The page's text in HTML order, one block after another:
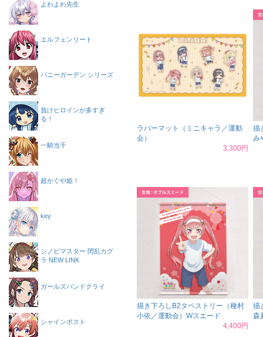
ラバーマット（ミニキャラ／運動
会）
3,300円
描
み
描き下ろしB2タペストリー（種村
小依／運動会）Wスエード
4,400円
描
森
よわよわ先生
エルフェンリート
バニーガーデン シリーズ
負けヒロインが多すぎ
る！
一騎当千
超かぐや姫！
key
シノビマスター 閃乱カグ
ラ NEW LINK
ガールズバンドクライ
シャインポスト